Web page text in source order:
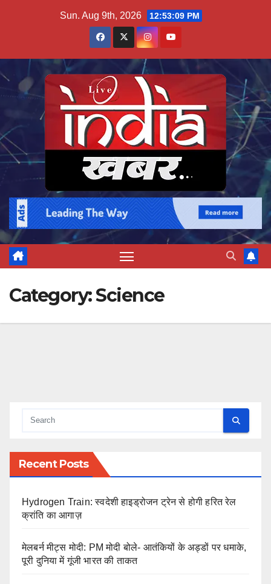
Sun. Aug 9th, 2026 12:53:10 PM
Category:Science
Recent Posts
Hydrogen Train: स्वदेशी हाइड्रोजन ट्रेन से होगी हरित रेल
क्रांति का आगाज़
मेलबर्न मीट्स मोदी: PM मोदी बोले- आतंकियों के अड्डों पर धमाके,
पूरी दुनिया में गूंजी भारत की ताकत